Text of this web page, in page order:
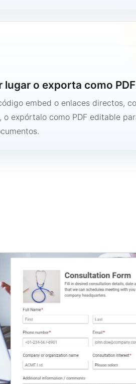
lugar o exporta como PDF
embed o enlaces directos,
o expórtalo como PDF editable